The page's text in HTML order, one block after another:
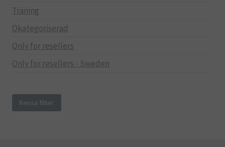
Träning
Okategoriserad
Only for resellers
Only for resellers - Sweden
Rensa filter